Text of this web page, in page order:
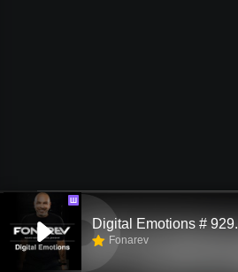
Ш
Digital Emotions # 929.
Fonarev